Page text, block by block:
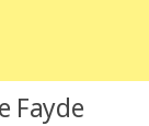
Fayde